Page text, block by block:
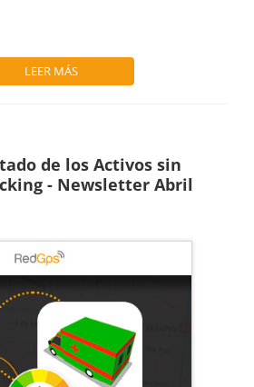
LEER MÁS
de los Activos sin
- Newsletter Abril